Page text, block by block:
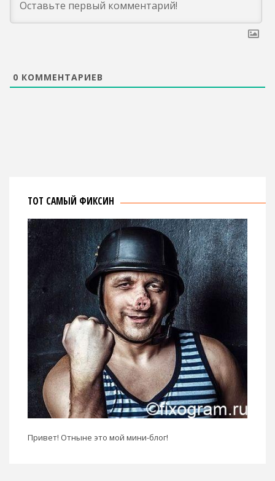
0 КОММЕНТАРИЕВ
ТОТ САМЫЙ ФИКСИН
Привет! Отныне это мой мини-блог!